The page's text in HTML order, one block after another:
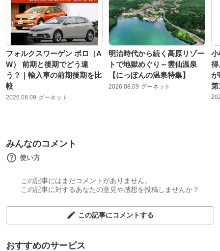
フォルクスワーゲン ポロ（A
W） 前期と後期でどう違
う？｜輸入車の前期後期を比
較
2026.08.09 グーネット
明治時代から続く高原リゾー
トで地獄めぐり～雲仙温泉
【にっぽんの温泉特集】
2026.08.09 グーネット
小
得
が
第
みんなのコメント
使い方
この記事にはまだコメントがありません。
この記事に対するあなたの意見や感想を投稿しませんか？
この記事にコメントする
おすすめのサービス